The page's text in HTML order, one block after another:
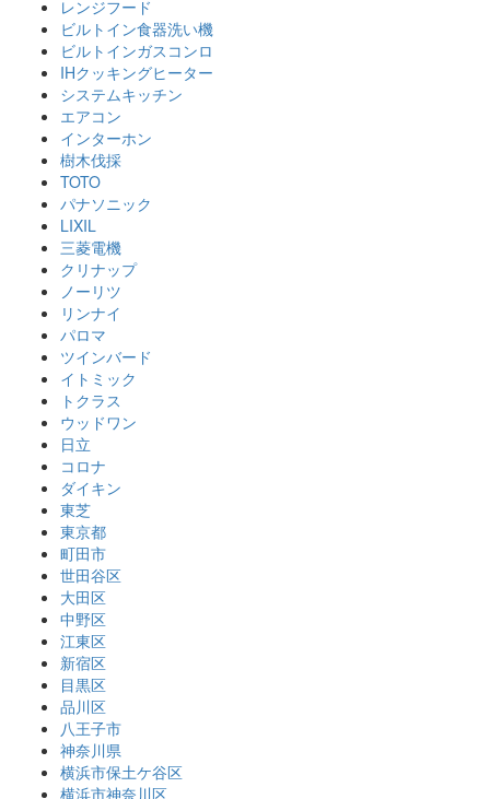
レンジフード
ビルトイン食器洗い機
ビルトインガスコンロ
IHクッキングヒーター
システムキッチン
エアコン
インターホン
樹木伐採
TOTO
パナソニック
LIXIL
三菱電機
クリナップ
ノーリツ
リンナイ
パロマ
ツインバード
イトミック
トクラス
ウッドワン
日立
コロナ
ダイキン
東芝
東京都
町田市
世田谷区
大田区
中野区
江東区
新宿区
目黒区
品川区
八王子市
神奈川県
横浜市保土ケ谷区
横浜市神奈川区